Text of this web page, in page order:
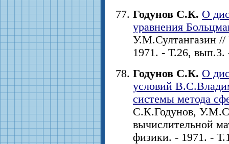
Годунов С.К. О
уравнения
У.М.Султангазин //
1971. - Т.26,
Годунов С.К. О
условий
системы метода
С.К.Годунов,
вычислительной
физики. - 1971. -